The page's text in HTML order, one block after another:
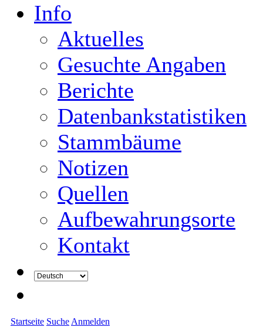
Info
Aktuelles
Gesuchte Angaben
Berichte
Datenbankstatistiken
Stammbäume
Notizen
Quellen
Aufbewahrungsorte
Kontakt
Startseite Suche Anmelden